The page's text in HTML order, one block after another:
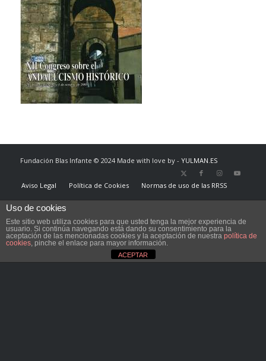
Fundación Blas Infante © 2024 Made with love by - YULMAN.ES
Aviso Legal Política de Cookies Normas de uso de las RRSS
Uso de cookies
Este sitio web utiliza cookies para que usted tenga la mejor experiencia de
usuario. Si continúa navegando está dando su consentimiento para la
aceptación de las mencionadas cookies y la aceptación de nuestra política de
cookies , pinche el enlace para mayor información.
ACEPTAR